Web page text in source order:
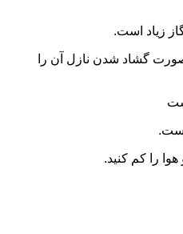
زیاد است.
گشاد شدن نازل آن را
را کم کنید.